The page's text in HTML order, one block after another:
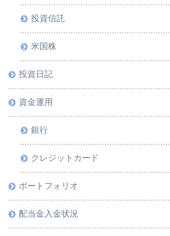
投資信託
米国株
投資日記
資金運用
銀行
クレジットカード
ポートフォリオ
配当金入金状況